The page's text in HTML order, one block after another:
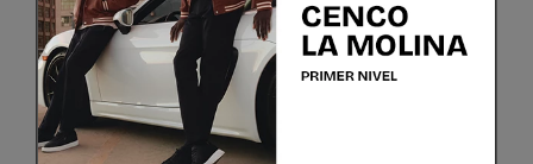
ADOLFO DOMINGUEZ